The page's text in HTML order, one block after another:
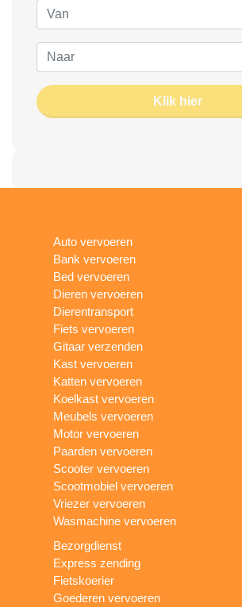
Klik hier
Auto vervoeren
Bank vervoeren
Bed vervoeren
Dieren vervoeren
Dierentransport
Fiets vervoeren
Gitaar verzenden
Kast vervoeren
Katten vervoeren
Koelkast vervoeren
Meubels vervoeren
Motor vervoeren
Paarden vervoeren
Scooter vervoeren
Scootmobiel vervoeren
Vriezer vervoeren
Wasmachine vervoeren
Bezorgdienst
Express zending
Fietskoerier
Goederen vervoeren